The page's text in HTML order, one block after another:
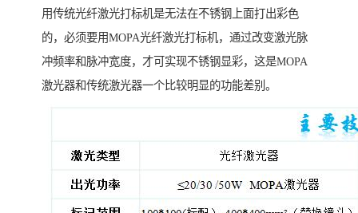
用传统光纤激光打标机是无法在不锈钢上面打出彩色
的，必须要用MOPA光纤激光打标机，通过改变激光脉
冲频率和脉冲宽度，才可实现不锈钢显彩，这是MOPA
激光器和传统激光器一个比较明显的功能差别。